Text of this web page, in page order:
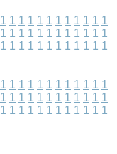
1 1 1 1 1 1 1 1 1 1 1 1
1 1 1 1 1 1 1 1 1 1 1 1
1 1 1 1 1 1 1 1 1 1 1 1
1 1 1 1 1 1 1 1 1 1 1 1
1 1 1 1 1 1 1 1 1 1 1 1
1 1 1 1 1 1 1 1 1 1 1 1